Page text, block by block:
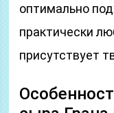
оптимально
практически
присутствует